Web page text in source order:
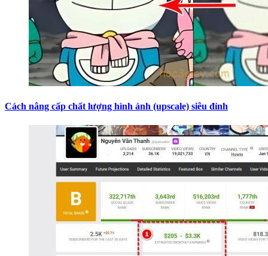
Cách nâng cấp chất lượng hình ảnh (upscale) siêu đỉnh